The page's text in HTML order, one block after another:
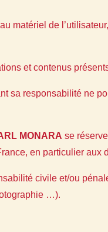
matériel de
et contenus
sa responsabilité ne
MONARA se
en particulier aux
civile et/ou
…).